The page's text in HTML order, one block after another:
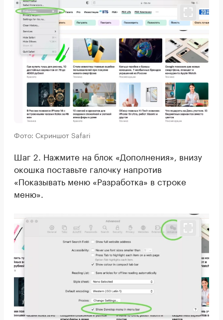
Фото: Скриншот Safari
Шаг 2. Нажмите на блок «Дополнения», внизу
окошка поставьте галочку напротив
«Показывать меню «Разработка» в строке
меню».